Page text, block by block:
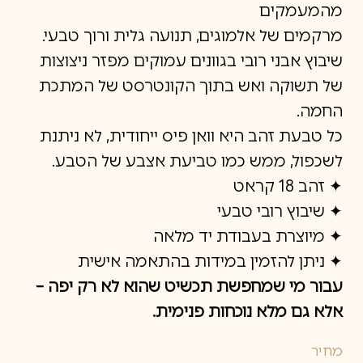
מהמעמקים
מרקמים של אלמוגים, תנועה גלית ורוך טבעי.
שיבוץ אבני רובי בגוונים עמוקים מפזר ניצוצות
של תשוקה ואש בתוך הקונטרסט של המתכת
החמה.
כל טבעת זהב היא וואן פיס ייחודית, לא ניתנת
לשכפול, ממש כמו טביעת אצבע של הטבע.
✦ זהב 18 קראט
✦ שיבוץ רובי טבעי
✦ מיוצרת בעבודת יד מלאה
✦ ניתן להזמין במידות בהתאמה אישית
עבור מי שמחפשת תכשיט שהוא לא רק יפה –
אלא גם מלא נוכחות פנימית.
מחיר